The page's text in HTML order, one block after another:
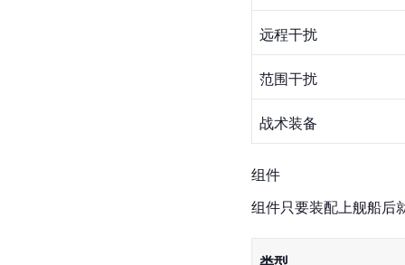
远程干扰
范围干扰
战术装备
组件
组件只要装配上舰船后